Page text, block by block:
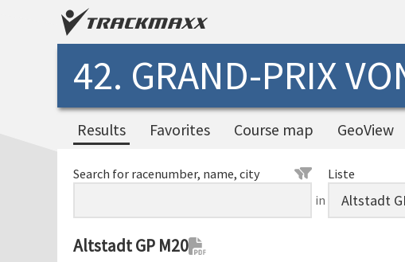
42. GRAND-PRIX
Results Favorites Course map GeoView
Search for racenumber, name, city
in
Liste
Altstadt GP M20